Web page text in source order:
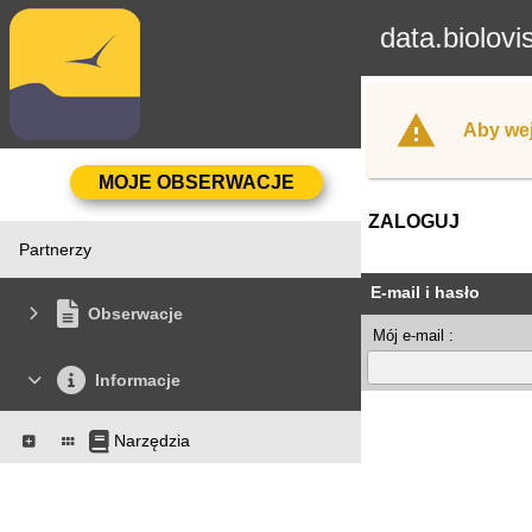
Partnerzy
Obserwacje
Informacje
Narzędzia
Aby
ZALOGUJ
E-mail i hasło
Mój e-mail :